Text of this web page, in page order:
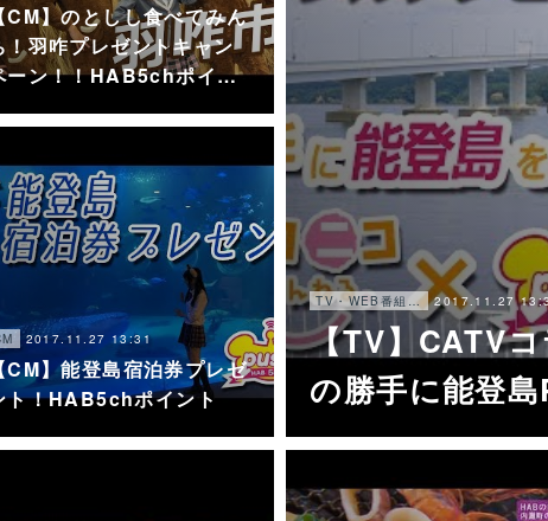
CM】のとしし食べてみん
！羽咋プレゼントキャン
ーン！！HAB5chポイ…
2017.11.27 13:31
CM】能登島宿泊券プレゼ
ト！HAB5chポイント
TV・WEB番組・他 2017.11.27
【TV】CATV
の勝手に能登